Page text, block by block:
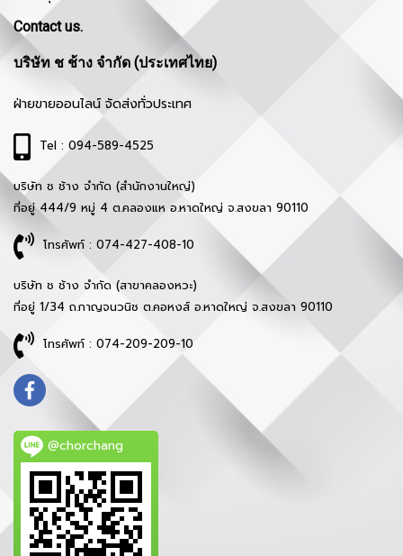
Contact us.
บริษัท ช ช้าง จำกัด (ประเทศไทย)
ฝ่ายขายออนไลน์ จัดส่งทั่วประเทศ
Tel : 094-589-4525
บริษัท ช ช้าง จำกัด (สำนักงานใหญ่)
ที่อยู่ 444/9 หมู่ 4 ต.คลองแห อ.หาดใหญ่ จ.สงขลา 90110
โทรศัพท์ : 074-427-408-10
บริษัท ช ช้าง จำกัด (สาขาคลองหวะ)
ที่อยู่ 1/34 ถ.กาญจนวนิช ต.คอหงส์ อ.หาดใหญ่ จ.สงขลา 90110
โทรศัพท์ : 074-209-209-10
@chorchang